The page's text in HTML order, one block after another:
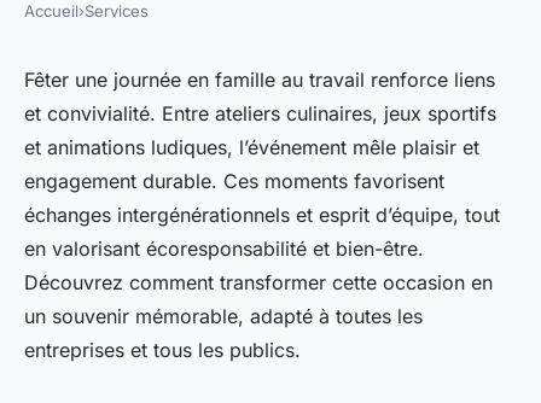
Célébrez une journée
inoubliable en famille au
travail
pascale•6 juillet 2025•6 min de lecture
Accueil›Services
Fêter une journée en famille au travail renforce liens
et convivialité. Entre ateliers culinaires, jeux sportifs
et animations ludiques, l’événement mêle plaisir et
engagement durable. Ces moments favorisent
échanges intergénérationnels et esprit d’équipe, tout
en valorisant écoresponsabilité et bien-être.
Découvrez comment transformer cette occasion en
un souvenir mémorable, adapté à toutes les
entreprises et tous les publics.